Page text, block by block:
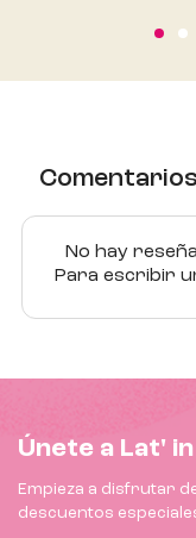
No hay
Para escribir
Únete a Lat' in
Empieza a disfrutar
descuentos